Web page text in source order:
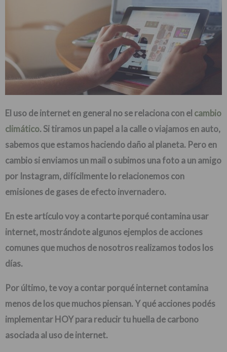
El uso de internet en general no se relaciona con el cambio
climático. Si tiramos un papel a la calle o viajamos en auto,
sabemos que estamos haciendo daño al planeta. Pero en
cambio si enviamos un mail o subimos una foto a un amigo
por Instagram, difícilmente lo relacionemos con
emisiones de gases de efecto invernadero.
En este artículo voy a contarte porqué contamina usar
internet, mostrándote algunos ejemplos de acciones
comunes que muchos de nosotros realizamos todos los
días.
Por último, te voy a contar porqué internet contamina
menos de los que muchos piensan. Y qué acciones podés
implementar HOY para reducir tu huella de carbono
asociada al uso de internet.